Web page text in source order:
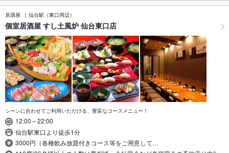
居酒屋 仙台駅（東口周辺）
個室居酒屋 すし土風炉 仙台東口店
シーンに合わせてご利用いただける、豊富なコースメニュー！
12:00～22:00
仙台駅東口より徒歩1分
3000円（各種飲み放題付きコース等をご用意して…